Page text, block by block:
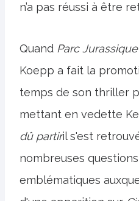
n’a pas réussi à être
Quand Parc Jurassique
Koepp a fait la
temps de son thriller
mettant en vedette
dû partiril s'est
nombreuses
emblématiques